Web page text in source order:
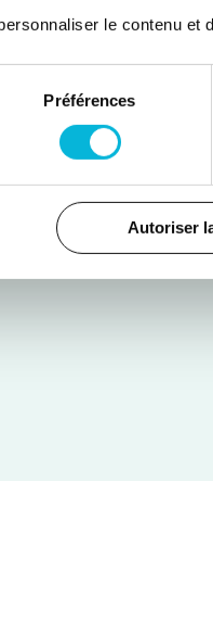
le contenu et
Préférences
Autoriser